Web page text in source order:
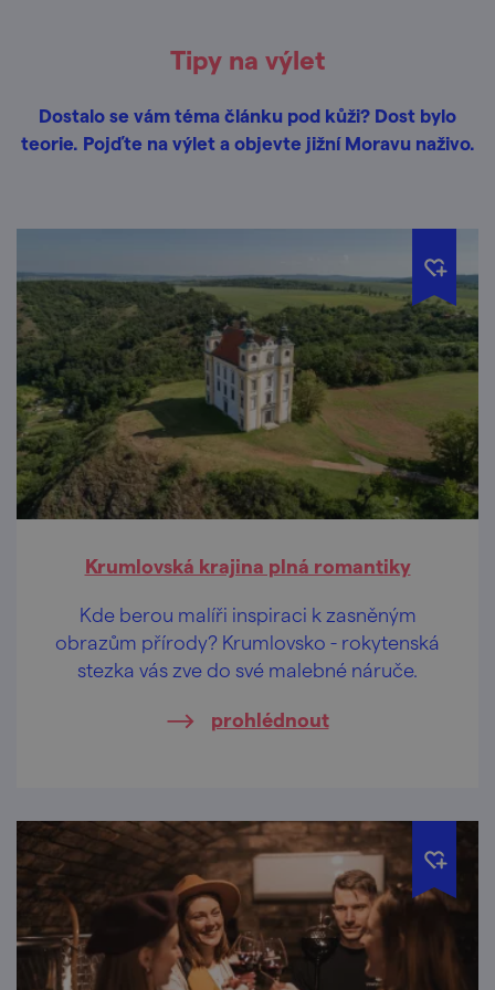
Tipy na výlet
Dostalo se vám téma článku pod kůži? Dost bylo
teorie. Pojďte na výlet a objevte jižní Moravu naživo.
Krumlovská krajina plná romantiky
Kde berou malíři inspiraci k zasněným
obrazům přírody? Krumlovsko - rokytenská
stezka vás zve do své malebné náruče.
prohlédnout